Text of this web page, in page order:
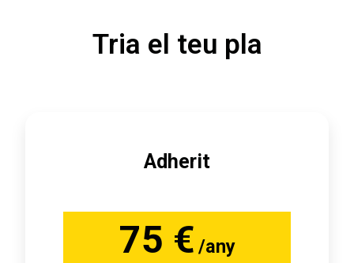
Tria el teu pla
Adherit
75 € /any